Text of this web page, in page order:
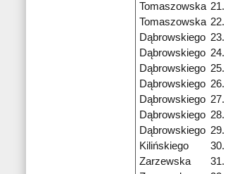
Tomaszowska 21.
Tomaszowska 22.
Dąbrowskiego 23.
Dąbrowskiego 24.
Dąbrowskiego 25.
Dąbrowskiego 26.
Dąbrowskiego 27.
Dąbrowskiego 28.
Dąbrowskiego 29.
Kilińskiego
30.
Zarzewska
31.